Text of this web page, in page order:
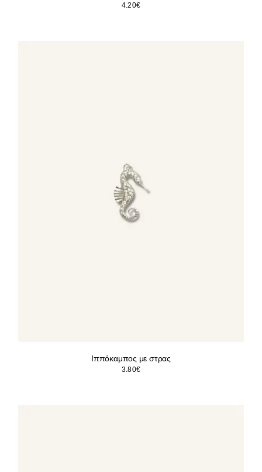
4.20€
Ιππόκαμπος με στρας
3.80€